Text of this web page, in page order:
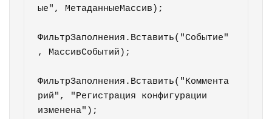
ые", МетаданныеМассив);
ФильтрЗаполнения.Вставить("Событие"
, МассивСобытий);
ФильтрЗаполнения.Вставить("Коммента
рий", "Регистрация конфигурации
изменена");